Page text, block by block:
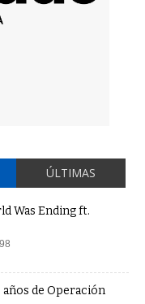
ÚLTIMAS
Was Ending ft.
años de Operación